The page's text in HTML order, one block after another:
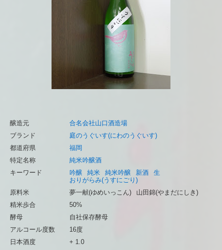
醸造元
合名会社山口酒造場
ブランド
庭のうぐいす(にわのうぐいす)
都道府県
福岡
特定名称
純米吟醸酒
キーワード
吟醸 純米 純米吟醸 新酒
生
おりがらみ(うすにごり)
原料米
夢一献(ゆめいっこん)
山田錦(やまだにしき)
精米歩合
50%
酵母
自社保存酵母
アルコール度数
16度
日本酒度
+ 1.0